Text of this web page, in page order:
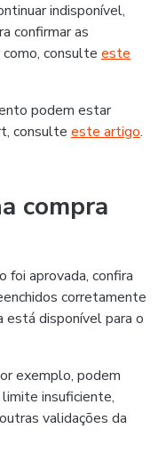
indisponível,
confirmar as
consulte este
podem estar
consulte este artigo.
compra
foi aprovada, confira
corretamente
está disponível para o
exemplo, podem
insuficiente,
validações da